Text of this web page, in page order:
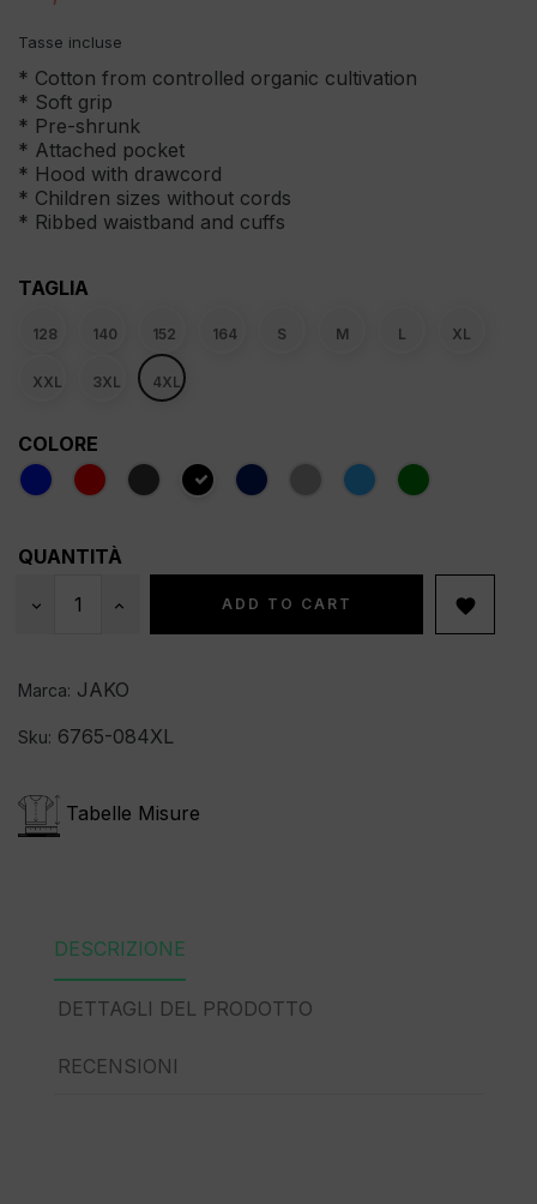
Tasse incluse
* Cotton from controlled organic cultivation
* Soft grip
* Pre-shrunk
* Attached pocket
* Hood with drawcord
* Children sizes without cords
* Ribbed waistband and cuffs
TAGLIA
128 140 152 164 S M L XL
XXL 3XL 4XL
COLORE
QUANTITÀ
ADD TO CART 
Marca: JAKO
Sku: 6765-084XL
Tabelle Misure
DESCRIZIONE
DETTAGLI DEL PRODOTTO
RECENSIONI